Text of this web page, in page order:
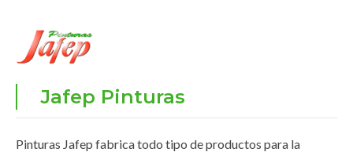
Jafep Pinturas
Pinturas Jafep fabrica todo tipo de productos para la